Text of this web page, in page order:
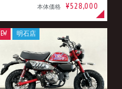
本体価格 ¥528,000
明石店